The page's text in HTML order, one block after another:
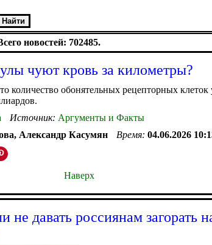
новостей: 702485.
чуют кровь за километры?
количество обонятельных рецепторных клеток
Источник: Аргументы и Факты
Александр Касумян Время: 04.06.2026
Наверх
не давать россиянам загорать